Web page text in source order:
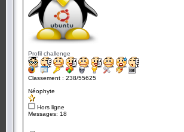
Profil challenge
Classement : 238/55625
Néophyte
Hors ligne
Messages: 18